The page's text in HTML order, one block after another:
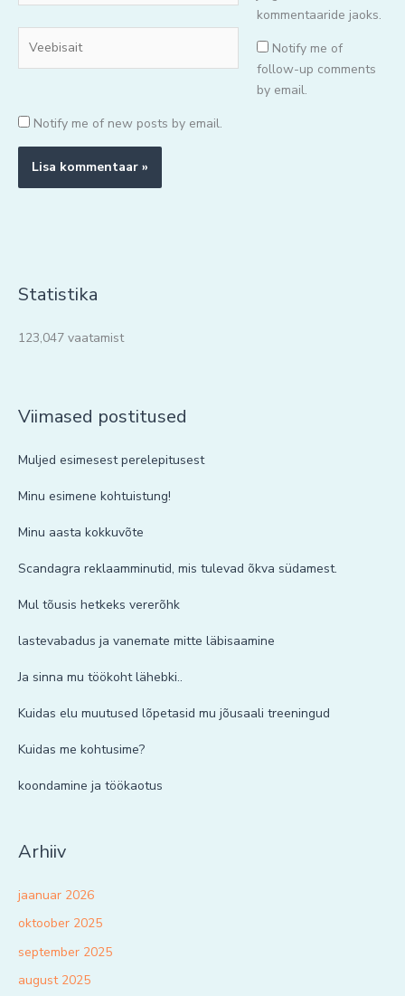
kommentaaride jaoks.
Notify me of
follow-up comments
by email.
Notify me of new posts by email.
Statistika
123,047 vaatamist
Viimased postitused
Muljed esimesest perelepitusest
Minu esimene kohtuistung!
Minu aasta kokkuvõte
Scandagra reklaamminutid, mis tulevad õkva südamest.
Mul tõusis hetkeks vererõhk
lastevabadus ja vanemate mitte läbisaamine
Ja sinna mu töökoht lähebki..
Kuidas elu muutused lõpetasid mu jõusaali treeningud
Kuidas me kohtusime?
koondamine ja töökaotus
Arhiiv
jaanuar 2026
oktoober 2025
september 2025
august 2025